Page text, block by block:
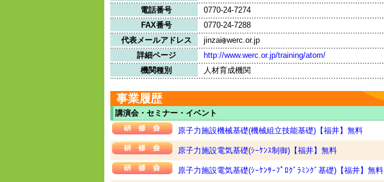
電話番号
0770-24-7274
FAX番号
0770-24-7288
代表メールアドレス
jinzai werc.or.jp
詳細ページ
http://www.werc.or.jp/training/atom/
機関種別
人材育成機関
事業履歴
講演会・セミナー・イベント
原子力施設機械基礎(機械組立技能基礎)【福井】無料
原子力施設電気基礎(ｼｰｹﾝｽ制御)【福井】無料
原子力施設電気基礎(ｼｰｹﾝｻｰﾌﾟﾛｸﾞﾗﾐﾝｸﾞ基礎)【福井】無料